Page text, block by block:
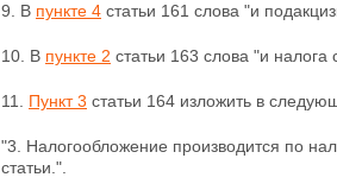
9. В пункте 4 статьи 161 слова "и
10. В пункте 2 статьи 163 слова "и налога
11. Пункт 3 статьи 164 изложить в
"3. Налогообложение производится по
статьи.".